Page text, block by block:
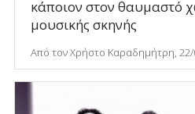
κάποιον στον θαυμαστό
μουσικής σκηνής
Από τον Χρήστο Καραδημήτρη,